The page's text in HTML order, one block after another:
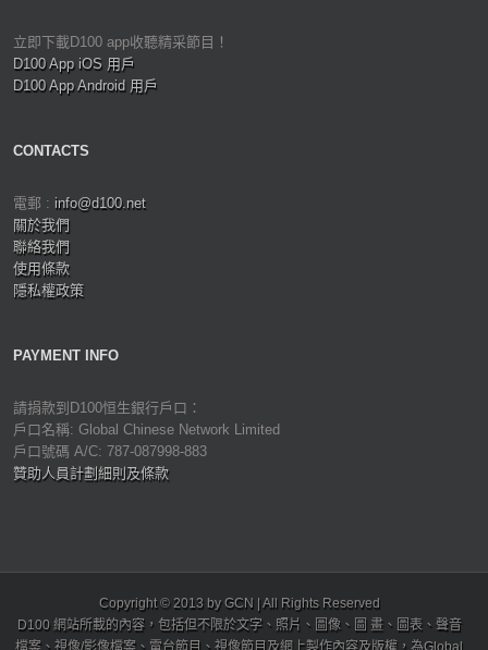
立即下載D100 app收聽精采節目！
D100 App iOS 用戶
D100 App Android 用戶
CONTACTS
電郵 : info@d100.net
關於我們
聯絡我們
使用條款
隱私權政策
PAYMENT INFO
請捐款到D100恒生銀行戶口：
戶口名稱: Global Chinese Network Limited
戶口號碼 A/C: 787-087998-883
贊助人員計劃細則及條款
Copyright © 2013 by GCN | All Rights Reserved
D100 網站所載的內容，包括但不限於文字、照片、圖像、圖 畫、圖表、聲音
檔案、視像/影像檔案、電台節目、視像節目及網上製作內容及版權，為Global